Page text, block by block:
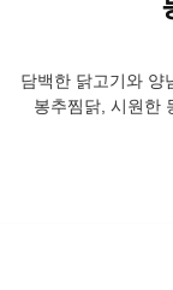
담백한 닭고기와 양
봉추찜닭, 시원한